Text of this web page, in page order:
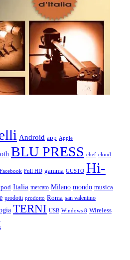
Android app Apple
BLU PRESS chef cloud
Facebook Full HD gamma GUSTO Hi-
Italia mercato Milano mondo musica
prodotti prodotto Roma san valentino
TERNI USB Windows 8 Wireless